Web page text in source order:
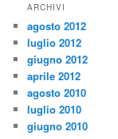
ARCHIVI
agosto 2012
luglio 2012
giugno 2012
aprile 2012
agosto 2010
luglio 2010
giugno 2010